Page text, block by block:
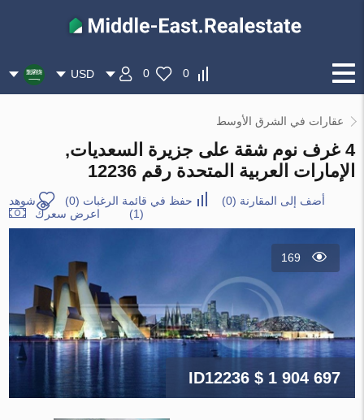
0
0
USD
عقارات في الشرق الأوسط
4 غرف نوم شقة على جزيرة السعديات,
الإمارات العربية المتحدة رقم 12236
أضف إلى المقارنة (
0
) حفظ في قائمة الرغبات (
0
)
شوهد
(1)
اعرض سعرك
169
ID12236$ 1 904 697